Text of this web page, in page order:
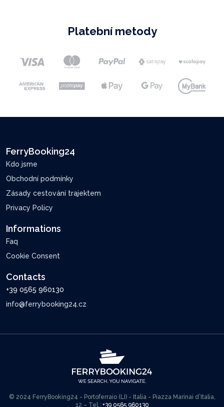
Platební metody
FerryBooking24
Kdo jsme
Obchodní podmínky
Zásady cestování trajektem
Privacy Policy
Informations
Faq
Cookie Consent
Contacts
+39 0565 960130
info@ferrybooking24.cz
© 2024 FerryBooking24 - Portoferraio (LI) - Italia - Piazza Marinai d’Italia,
12 – Tel.: +39 0565 960130